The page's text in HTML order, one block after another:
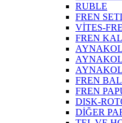
RUBLE
FREN
VİTES-
FREN
AYNAKOL
FREN
FREN
DISK-
DİĞER